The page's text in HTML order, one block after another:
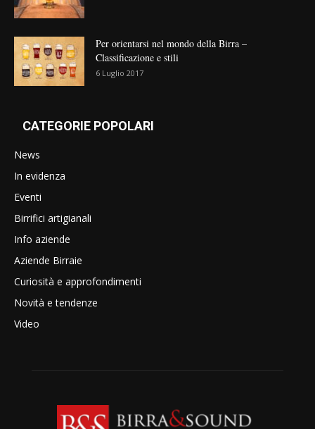
Per orientarsi nel mondo della Birra –
Classificazione e stili
6 Luglio 2017
CATEGORIE POPOLARI
News
In evidenza
Eventi
Birrifici artigianali
Info aziende
Aziende Birraie
Curiosità e approfondimenti
Novità e tendenze
Video